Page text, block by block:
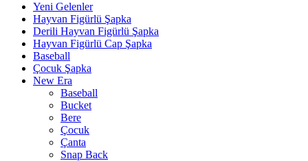
Yeni Gelenler
Hayvan Figürlü Şapka
Derili Hayvan Figürlü Şapka
Hayvan Figürlü Cap Şapka
Baseball
Çocuk Şapka
New Era
Baseball
Bucket
Bere
Çocuk
Çanta
Snap Back